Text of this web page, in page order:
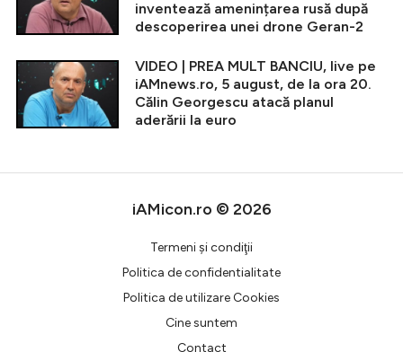
inventează amenințarea rusă după
descoperirea unei drone Geran-2
VIDEO | PREA MULT BANCIU, live pe
iAMnews.ro, 5 august, de la ora 20.
Călin Georgescu atacă planul
aderării la euro
iAMicon.ro © 2026
Termeni şi condiţii
Politica de confidentialitate
Politica de utilizare Cookies
Cine suntem
Contact